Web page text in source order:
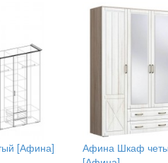
[Афина]
Афина Шкаф